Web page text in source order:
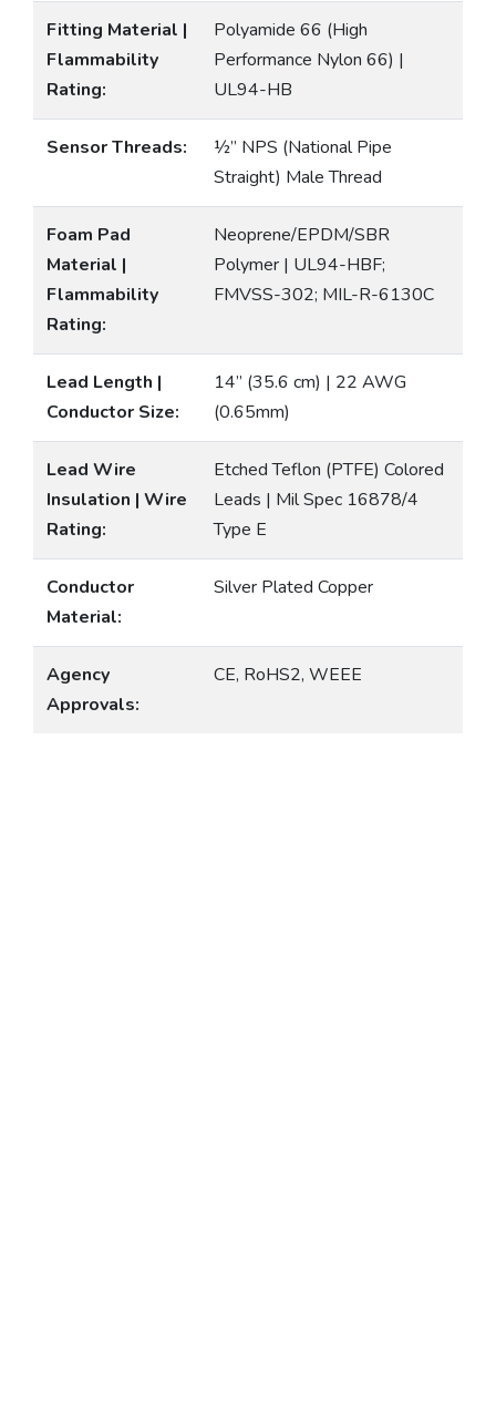
Fitting Material |
Flammability
Rating:
Polyamide 66 (High
Performance Nylon 66) |
UL94-HB
Sensor Threads:
½” NPS (National Pipe
Straight) Male Thread
Foam Pad
Material |
Flammability
Rating:
Neoprene/EPDM/SBR
Polymer | UL94-HBF;
FMVSS-302; MIL-R-6130C
Lead Length |
Conductor Size:
14” (35.6 cm) | 22 AWG
(0.65mm)
Lead Wire
Insulation | Wire
Rating:
Etched Teflon (PTFE) Colored
Leads | Mil Spec 16878/4
Type E
Conductor
Material:
Silver Plated Copper
Agency
Approvals:
CE, RoHS2, WEEE